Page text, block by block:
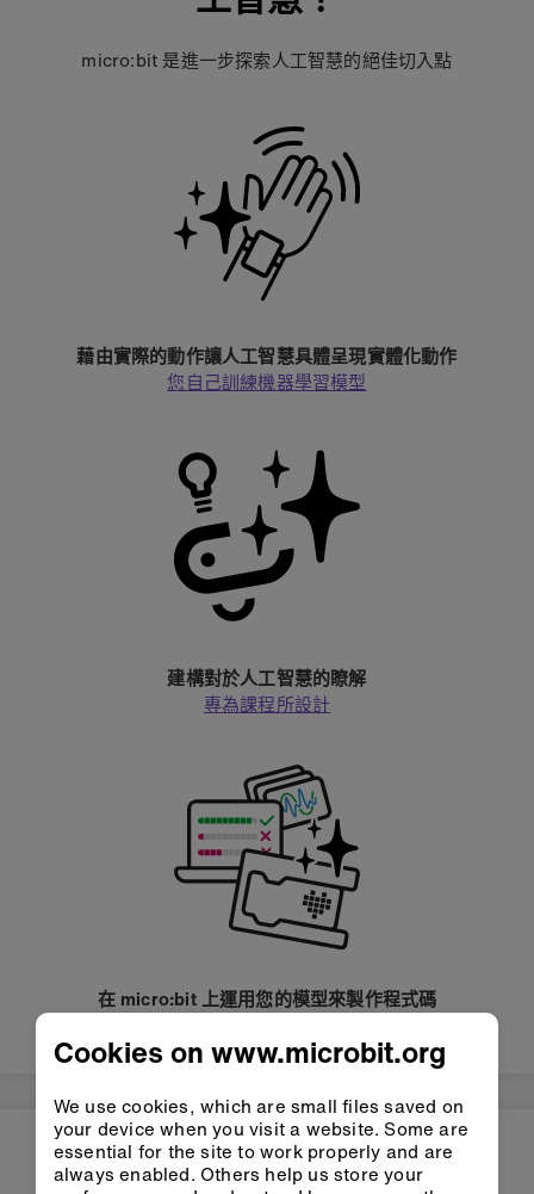
micro:bit 是進一步探索人工智慧的絕佳切入點
藉由實際的動作讓人工智慧具體呈現實體化動作
您自己訓練機器學習模型
建構對於人工智慧的瞭解
專為課程所設計
在 micro:bit 上運用您的模型來製作程式碼
數據素養
Cookies on www.microbit.org
We use cookies, which are small files saved on
your device when you visit a website. Some are
essential for the site to work properly and are
always enabled. Others help us store your